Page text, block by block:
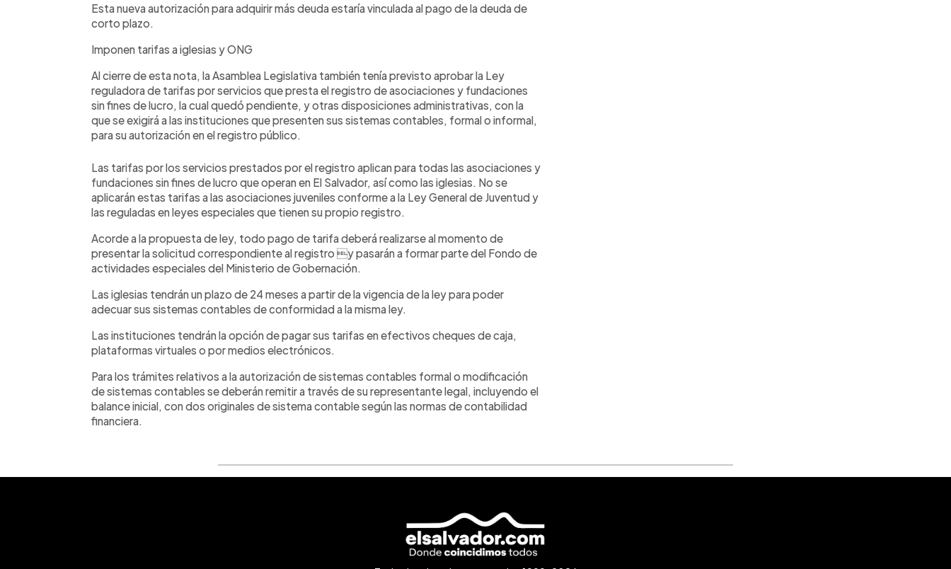
Esta nueva autorización para adquirir más deuda estaría vinculada al pago de la deuda de
corto plazo.
Imponen tarifas a iglesias y ONG
Al cierre de esta nota, la Asamblea Legislativa también tenía previsto aprobar la Ley
reguladora de tarifas por servicios que presta el registro de asociaciones y fundaciones
sin fines de lucro, la cual quedó pendiente, y otras disposiciones administrativas, con la
que se exigirá a las instituciones que presenten sus sistemas contables, formal o informal,
para su autorización en el registro público.
Las tarifas por los servicios prestados por el registro aplican para todas las asociaciones y
fundaciones sin fines de lucro que operan en El Salvador, así como las iglesias. No se
aplicarán estas tarifas a las asociaciones juveniles conforme a la Ley General de Juventud y
las reguladas en leyes especiales que tienen su propio registro.
Acorde a la propuesta de ley, todo pago de tarifa deberá realizarse al momento de
presentar la solicitud correspondiente al registro y pasarán a formar parte del Fondo de
actividades especiales del Ministerio de Gobernación.
Las iglesias tendrán un plazo de 24 meses a partir de la vigencia de la ley para poder
adecuar sus sistemas contables de conformidad a la misma ley.
Las instituciones tendrán la opción de pagar sus tarifas en efectivos cheques de caja,
plataformas virtuales o por medios electrónicos.
Para los trámites relativos a la autorización de sistemas contables formal o modificación
de sistemas contables se deberán remitir a través de su representante legal, incluyendo el
balance inicial, con dos originales de sistema contable según las normas de contabilidad
financiera.